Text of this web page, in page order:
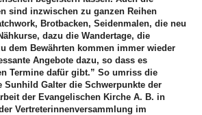
sind inzwischen zu ganzen Reihen
Brotbacken, Seidenmalen, die neu
dazu die Wandertage, die
dem Bewährten kommen immer wieder
Angebote dazu, so dass es
Termine dafür gibt.” So umriss die
Sunhild Galter die Schwerpunkte der
der Evangelischen Kirche A. B. in
Vertreterinnenversammlung im